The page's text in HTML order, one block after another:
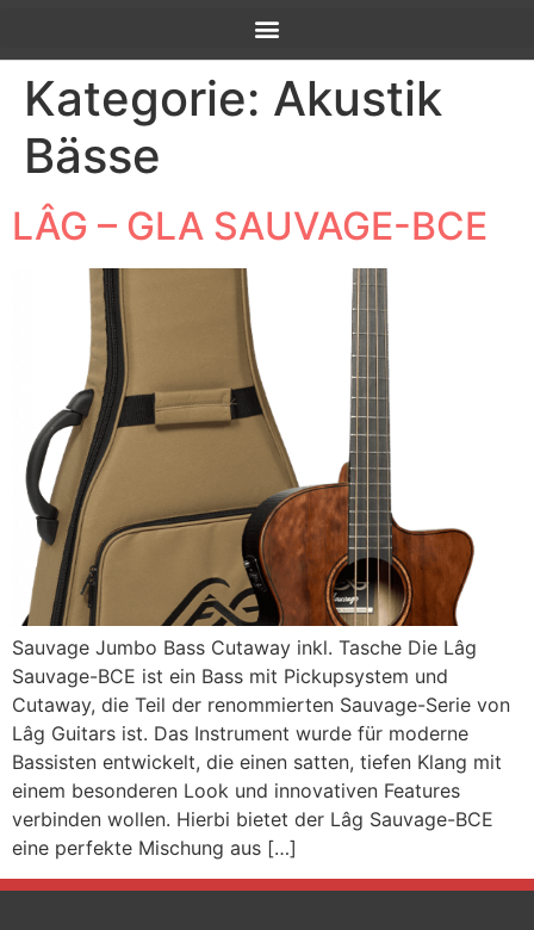
Kategorie: Akustik
Bässe
LÂG – GLA SAUVAGE-BCE
Sauvage Jumbo Bass Cutaway inkl. Tasche Die Lâg
Sauvage-BCE ist ein Bass mit Pickupsystem und
Cutaway, die Teil der renommierten Sauvage-Serie von
Lâg Guitars ist. Das Instrument wurde für moderne
Bassisten entwickelt, die einen satten, tiefen Klang mit
einem besonderen Look und innovativen Features
verbinden wollen. Hierbi bietet der Lâg Sauvage-BCE
eine perfekte Mischung aus […]